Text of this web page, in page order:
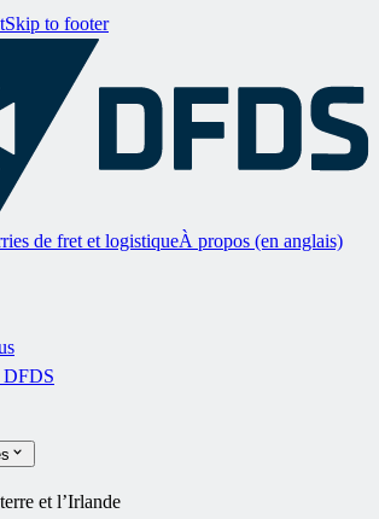
Skip to footer
de fret et logistiqueÀ propos (en anglais)
DFDS
et l’Irlande